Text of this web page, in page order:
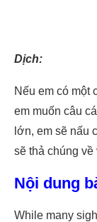
Dịch:
Nếu em có một
em muốn câu
lớn, em sẽ nấu
sẽ thả chúng
Nội dung
While many